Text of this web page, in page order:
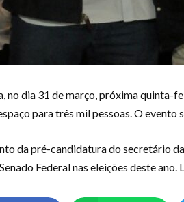
dia 31 de março, próxima quinta-
para três mil pessoas. O
da pré-candidatura do secretário
Federal nas eleições deste